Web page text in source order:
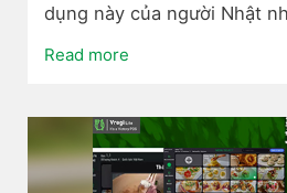
dụng này của người Nhật
Read more